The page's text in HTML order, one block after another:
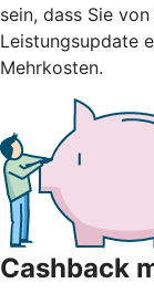
sein, dass Sie
Leistungsupdate
Mehrkosten.
Cashback